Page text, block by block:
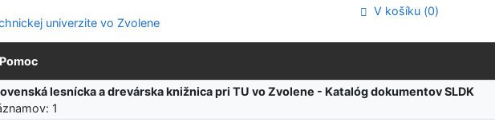
V košíku (0)
Pomoc
lesnícka a drevárska knižnica pri TU vo Zvolene - Katalóg dokumentov SLDK
1